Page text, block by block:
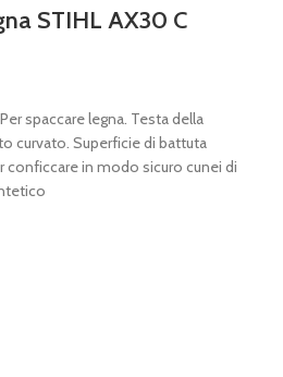
STIHL AX30 C
spaccare legna. Testa della
curvato. Superficie di battuta
conficcare in modo sicuro cunei di